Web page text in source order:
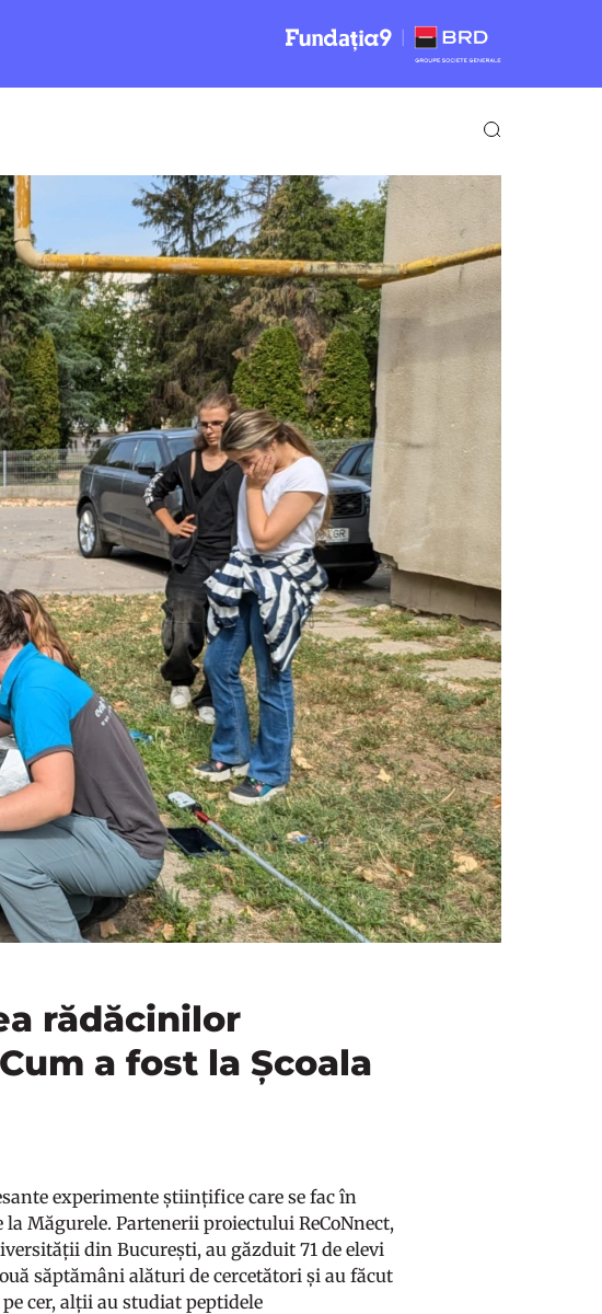
rădăcinilor
a fost la Școala
experimente științifice care se fac în
Măgurele. Partenerii proiectului ReCoNnect,
din București, au găzduit 71 de elevi
săptămâni alături de cercetători și au făcut
cer, alții au studiat peptidele